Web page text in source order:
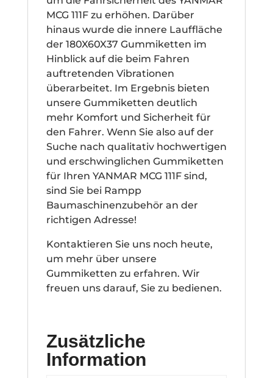
MCG 111F zu erhöhen. Darüber
hinaus wurde die innere Lauffläche
der 180X60X37 Gummiketten im
Hinblick auf die beim Fahren
auftretenden Vibrationen
überarbeitet. Im Ergebnis bieten
unsere Gummiketten deutlich
mehr Komfort und Sicherheit für
den Fahrer. Wenn Sie also auf der
Suche nach qualitativ hochwertigen
und erschwinglichen Gummiketten
für Ihren YANMAR MCG 111F sind,
sind Sie bei Rampp
Baumaschinenzubehör an der
richtigen Adresse!
Kontaktieren Sie uns noch heute,
um mehr über unsere
Gummiketten zu erfahren. Wir
freuen uns darauf, Sie zu bedienen.
Zusätzliche
Information